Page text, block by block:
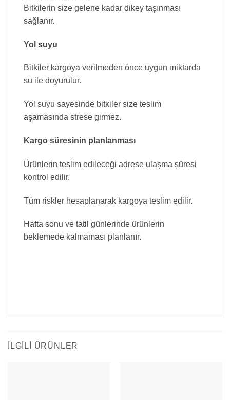
Bitkilerin size gelene kadar dikey taşınması
sağlanır.
Yol suyu
Bitkiler kargoya verilmeden önce uygun miktarda
su ile doyurulur.
Yol suyu sayesinde bitkiler size teslim
aşamasında strese girmez.
Kargo süresinin planlanması
Ürünlerin teslim edileceği adrese ulaşma süresi
kontrol edilir.
Tüm riskler hesaplanarak kargoya teslim edilir.
Hafta sonu ve tatil günlerinde ürünlerin
beklemede kalmaması planlanır.
İLGILI ÜRÜNLER